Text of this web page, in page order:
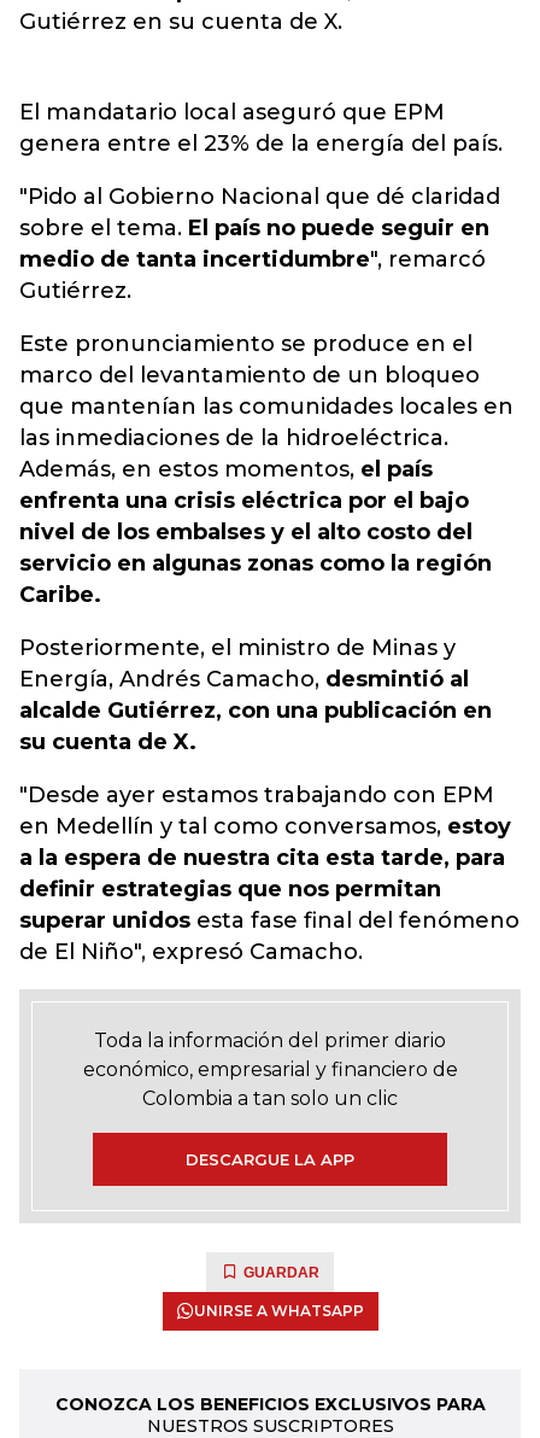
Gutiérrez en su cuenta de X.
El mandatario local aseguró que EPM
genera entre el 23% de la energía del país.
"Pido al Gobierno Nacional que dé claridad
sobre el tema. El país no puede seguir en
medio de tanta incertidumbre", remarcó
Gutiérrez.
Este pronunciamiento se produce en el
marco del levantamiento de un bloqueo
que mantenían las comunidades locales en
las inmediaciones de la hidroeléctrica.
Además, en estos momentos, el país
enfrenta una crisis eléctrica por el bajo
nivel de los embalses y el alto costo del
servicio en algunas zonas como la región
Caribe.
Posteriormente, el ministro de Minas y
Energía, Andrés Camacho, desmintió al
alcalde Gutiérrez, con una publicación en
su cuenta de X.
"Desde ayer estamos trabajando con EPM
en Medellín y tal como conversamos, estoy
a la espera de nuestra cita esta tarde, para
definir estrategias que nos permitan
superar unidos esta fase final del fenómeno
de El Niño", expresó Camacho.
Toda la información del primer diario
económico, empresarial y financiero de
Colombia a tan solo un clic
DESCARGUE LA APP
GUARDAR
UNIRSE A WHATSAPP
CONOZCA LOS BENEFICIOS EXCLUSIVOS PARA
NUESTROS SUSCRIPTORES